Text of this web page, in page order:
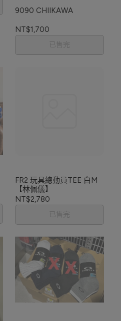
9090 CHIIKAWA
NT$1,700
已售完
FR2 玩具總動員TEE 白M
【林佩儀】
NT$2,780
已售完